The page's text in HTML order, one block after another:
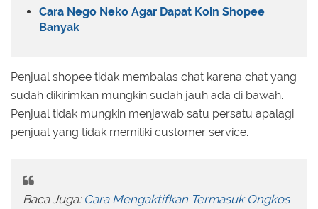
Cara Nego Neko Agar Dapat Koin Shopee
Banyak
Penjual shopee tidak membalas chat karena chat yang
sudah dikirimkan mungkin sudah jauh ada di bawah.
Penjual tidak mungkin menjawab satu persatu apalagi
penjual yang tidak memiliki customer service.
Baca Juga: Cara Mengaktifkan Termasuk Ongkos